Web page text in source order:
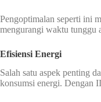
Pengoptimalan seperti ini
mengurangi waktu tunggu
Efisiensi Energi
Salah satu aspek penting
konsumsi energi. Dengan